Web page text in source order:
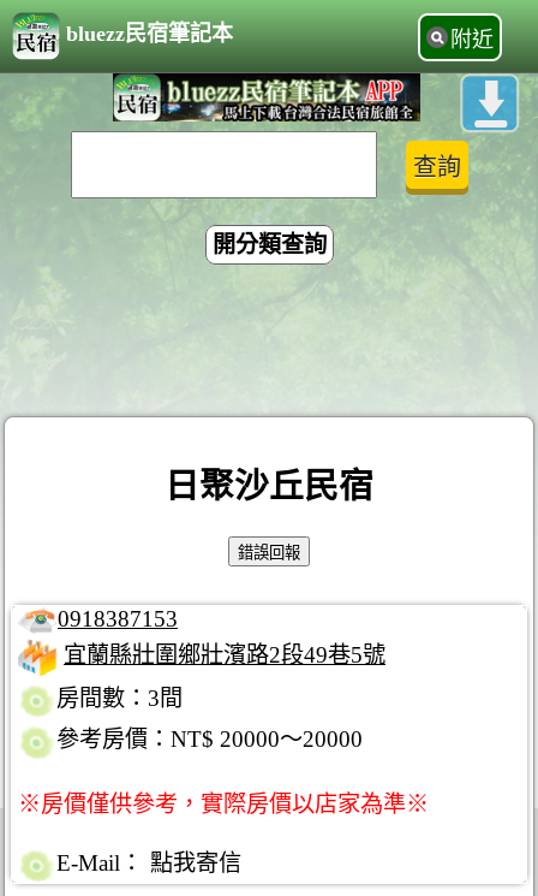
bluezz民宿筆記本 附近
開分類查詢
日聚沙丘民宿
0918387153
宜蘭縣壯圍鄉壯濱路2段49巷5號
房間數：3間
參考房價：NT$ 20000～20000
※房價僅供參考，實際房價以店家為準※
E-Mail： 點我寄信